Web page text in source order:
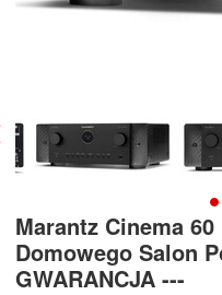
Marantz Cinema
Domowego Salon
GWARANCJA ---